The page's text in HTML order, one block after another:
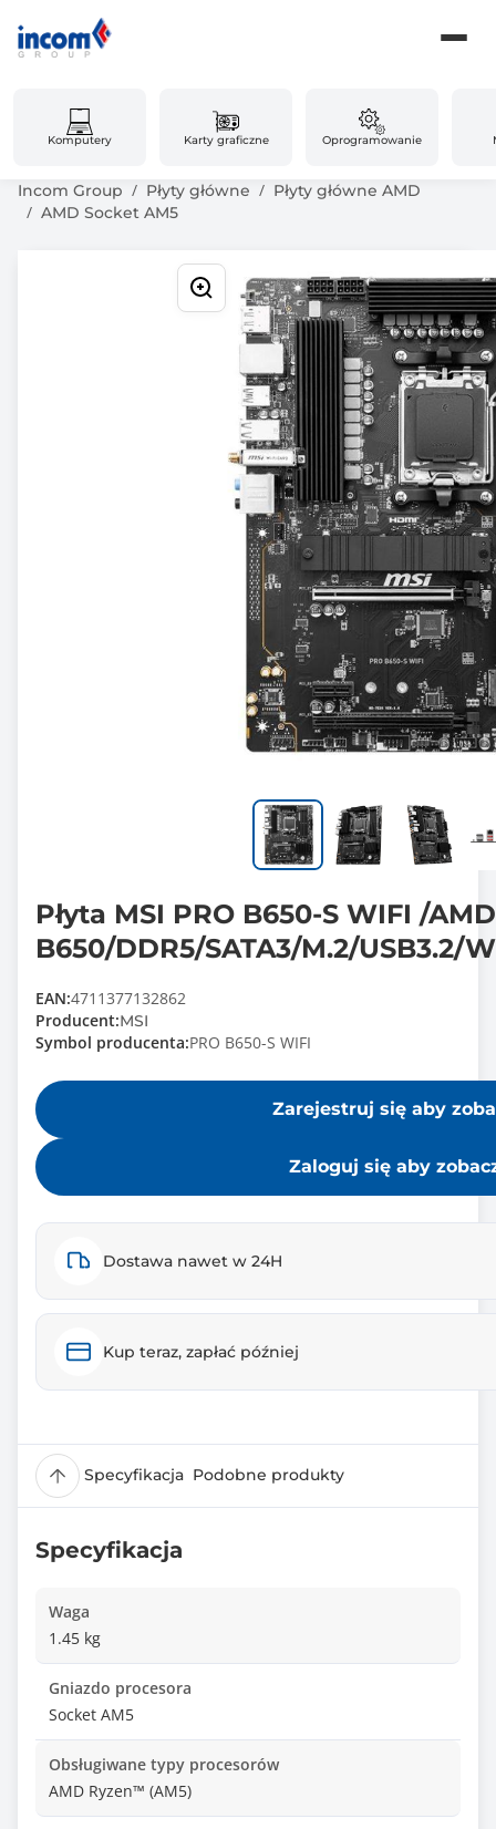
Komputery Karty graficzne Oprogramowanie
Incom Group Płyty główne
Płyty główne AMD
AMD Socket AM5
Płyta MSI PRO B650-S WIFI /AMD
B650/DDR5/SATA3/M.2/USB3.2/
EAN:4711377132862
Producent:MSI
Symbol producenta:PRO B650-S WIFI
Zarejestruj się aby
Zaloguj się aby
Dostawa nawet w 24H
Kup teraz, zapłać później
Specyfikacja Podobne produkty
Specyfikacja
Waga
1.45 kg
Gniazdo procesora
Socket AM5
Obsługiwane typy procesorów
AMD Ryzen™ (AM5)